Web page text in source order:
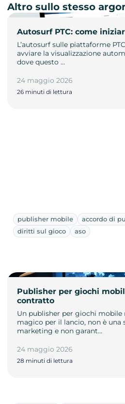
Autosurf PTC: come
L’autosurf sulle piattaforme
avviare la visualizzazione
dove questo …
24 maggio 2026
26 minuti di lettura
Altro sullo stesso
publisher mobile
accordo di
diritti sul gioco
aso
Publisher per giochi
contratto
Un publisher per giochi mobile
magico per il lancio, non è una
marketing e non garant…
24 maggio 2026
28 minuti di lettura